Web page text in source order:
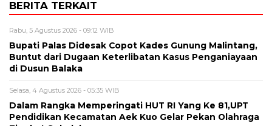
BERITA TERKAIT
Rabu, 5 Agustus 2026 - 09:12 WIB
Bupati Palas Didesak Copot Kades Gunung Malintang,
Buntut dari Dugaan Keterlibatan Kasus Penganiayaan
di Dusun Balaka
Selasa, 4 Agustus 2026 - 05:35 WIB
Dalam Rangka Memperingati HUT RI Yang Ke 81,UPT
Pendidikan Kecamatan Aek Kuo Gelar Pekan Olahraga